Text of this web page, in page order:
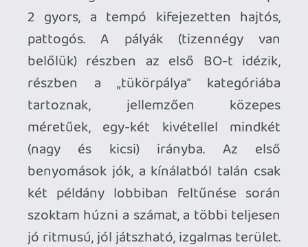
magam részéről soha nem rajongtam
túlságosan (és most is becserélném az
MW3 Survival / Spec Ops kombójára), a
mostani inkarnációja egy fokkal tovább
lép a megszokottnál, a sima túlélés
mellett a Tranzit módban a (nem túl
méretes) helyszínek között utazhattok
egy megerősített buszban, egyfajta
kampány-fílinget adva a nagyipari
zombimészárlásnak. A helyszínek
szűkössége miatt elég könnyű egymásba
akadni - ettől függetlenül három
cimborával továbbra is korrekt móka,
még akkor is, ha véleményem szerint ez a
BO2 legkevésbé csiszolt része.